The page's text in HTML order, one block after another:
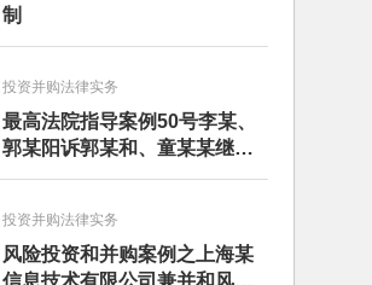
制
投资并购法律实务
最高法院指导案例50号李某、
郭某阳诉郭某和、童某某继承
纠纷案
投资并购法律实务
风险投资和并购案例之上海某
信息技术有限公司兼并和风险